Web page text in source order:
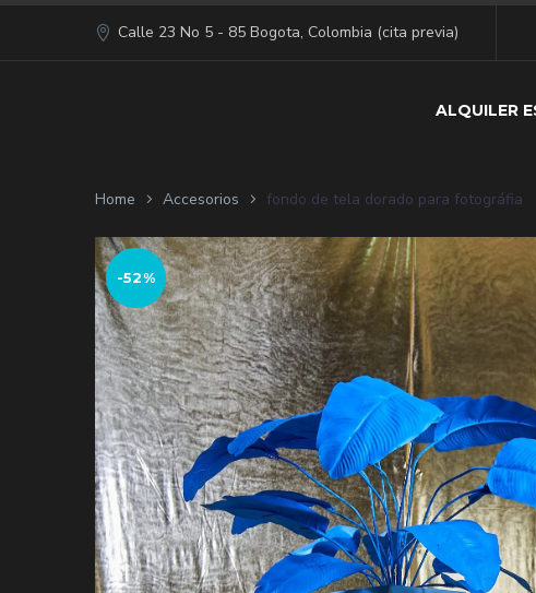
Calle 23 No 5 - 85 Bogota, Colombia (cita previa)
ALQUILER
Home Accesorios fondo de tela dorado para fotográfia
-52%